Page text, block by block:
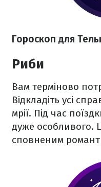
Гороскоп для
Риби
Вам терміново
Відкладіть усі
мрії. Під час
дуже особливого.
сповненим